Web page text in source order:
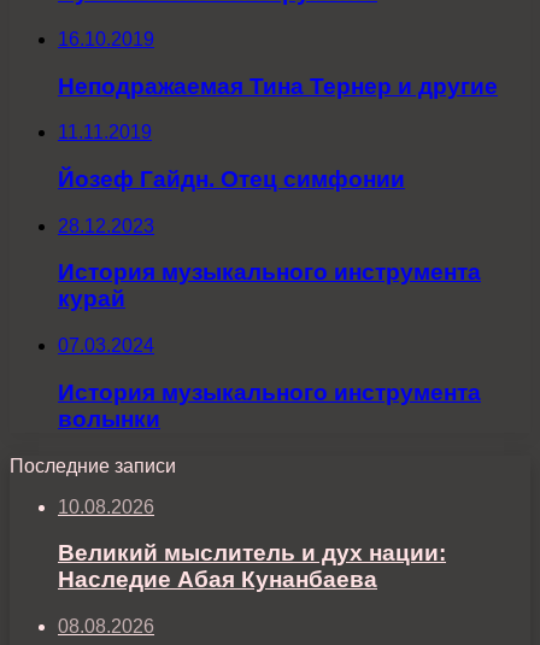
16.10.2019
Неподражаемая Тина Тернер и другие
11.11.2019
Йозеф Гайдн. Отец симфонии
28.12.2023
История музыкального инструмента
курай
07.03.2024
История музыкального инструмента
волынки
Последние записи
10.08.2026
Великий мыслитель и дух нации:
Наследие Абая Кунанбаева
08.08.2026